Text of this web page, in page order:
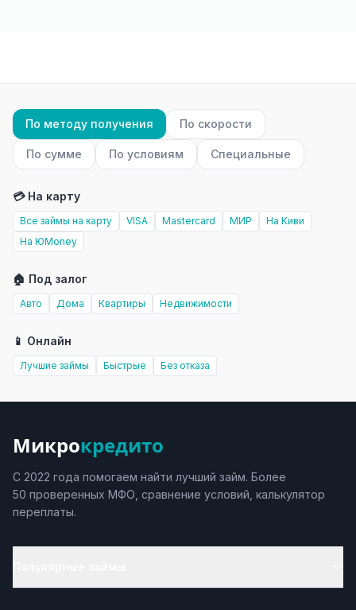
По методу получения По скорости
По сумме По условиям Специальные
💳 На карту
Все займы на карту VISA Mastercard МИР
На Киви
На ЮMoney
🏠 Под залог
Авто Дома Квартиры Недвижимости
📱 Онлайн
Лучшие займы Быстрые Без отказа
Микрокредито
С 2022 года помогаем найти лучший займ. Более
50 проверенных МФО, сравнение условий, калькулятор
переплаты.